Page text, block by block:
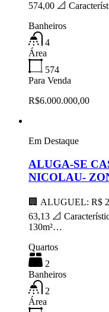
574,00 📐
Banheiros
4
Área
574
Para Venda
R$6.000.000,00
Em Destaque
ALUGA-SE
NICOLAU-
🏢 ALUGUEL: R$
63,13 📐
130m²…
Quartos
2
Banheiros
2
Área